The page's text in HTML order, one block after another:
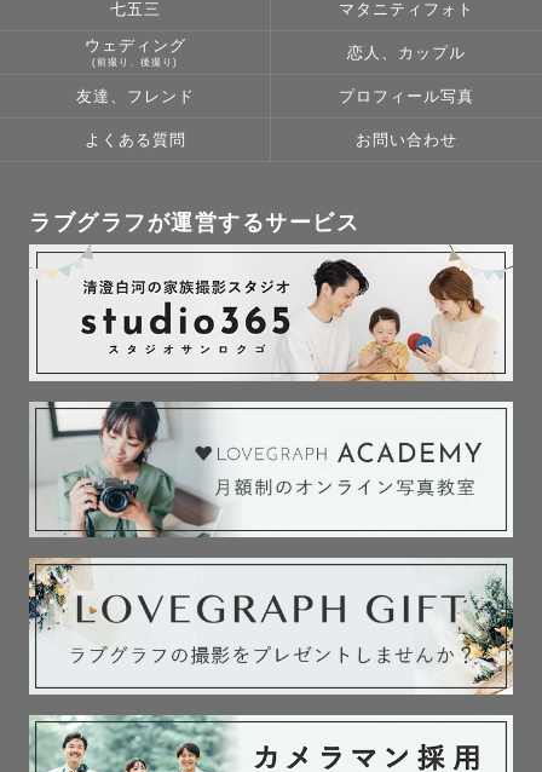
七五三 マタニティフォト
ウェディング
(前撮り、後撮り)
恋人、カップル
友達、フレンド プロフィール写真
よくある質問 お問い合わせ
ラブグラフが運営するサービス